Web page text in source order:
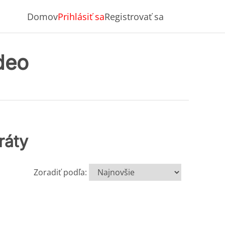
DomovPrihlásiť saRegistrovať sa
Zoradiť podľa: